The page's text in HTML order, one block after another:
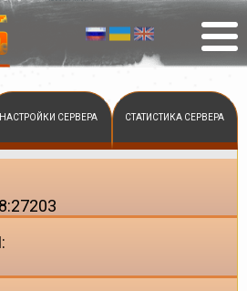
НАСТРОЙКИ СЕРВЕРА СТАТИСТИКА СЕРВЕРА